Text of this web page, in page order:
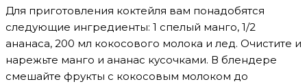
Для приготовления коктейля вам понадобятся
следующие ингредиенты: 1 спелый манго, 1/2
ананаса, 200 мл кокосового молока и лед. Очистите и
нарежьте манго и ананас кусочками. В блендере
смешайте фрукты с кокосовым молоком до